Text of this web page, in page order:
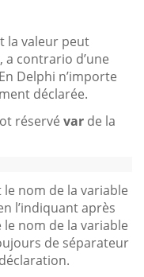
la valeur peut
contrario d’une
Delphi n’importe
déclarée.
réservé var de la
le nom de la variable
l’indiquant après
nom de la variable
de séparateur